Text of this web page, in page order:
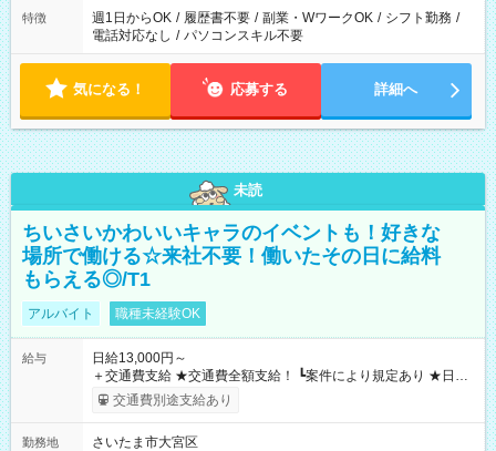
特徴 週1日からOK / 履歴書不要 / 副業・WワークOK / シフト勤務 /
電話対応なし / パソコンスキル不要
気になる！ 応募する 詳細へ
未読
ちいさいかわいいキャラのイベントも！好きな
場所で働ける☆来社不要！働いたその日に給料
もらえる◎/T1
アルバイト 職種未経験OK
給与
日給13,000円～
＋交通費支給 ★交通費全額支給！ ┗案件により規定あり ★日払
いOK！（規定あり） ┗働いたその日に現金GET♪ お仕事後はコ
ンビニATMから 日払い分を引き落とせます！ 【試用期間】試
交通費別途支給あり
勤務地
さいたま市大宮区